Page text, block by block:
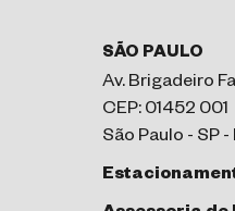
SÃO PAULO
Av. Brigadeiro
CEP: 01452 001
São Paulo - SP -